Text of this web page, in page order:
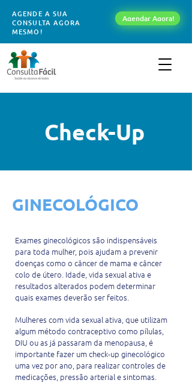
AGENDE A SUA
CONSULTA AGORA
MESMO!
Agendar Agora!
Check-Up
GINECOLÓGICO
Exames ginecológicos são indispensáveis
para toda mulher, pois ajudam a prevenir
doenças como o câncer de mama e câncer
colo de útero. Idade, vida sexual ativa e
resultados alterados podem determinar
quais exames deverão ser feitos.
Mulheres com vida sexual ativa, que utilizam
algum método contraceptivo como pílulas,
DIU ou as já passaram da menopausa, é
importante fazer um check-up ginecológico
uma vez por ano, para realizar controles de
medicações, pressão arterial e sintomas.